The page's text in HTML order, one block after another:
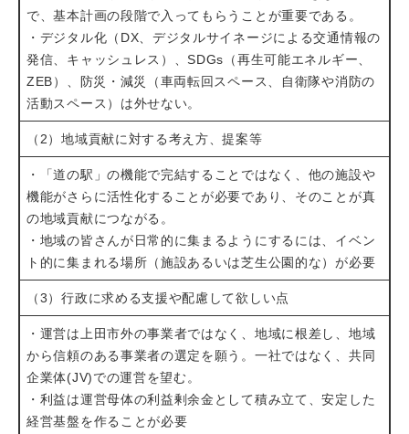
で、基本計画の段階で入ってもらうことが重要である。
・デジタル化（DX、デジタルサイネージによる交通情報の
発信、キャッシュレス）、SDGs（再生可能エネルギー、
ZEB）、防災・減災（車両転回スペース、自衛隊や消防の
活動スペース）は外せない。
（2）地域貢献に対する考え方、提案等
・「道の駅」の機能で完結することではなく、他の施設や
機能がさらに活性化することが必要であり、そのことが真
の地域貢献につながる。
・地域の皆さんが日常的に集まるようにするには、イベン
ト的に集まれる場所（施設あるいは芝生公園的な）が必要
（3）行政に求める支援や配慮して欲しい点
・運営は上田市外の事業者ではなく、地域に根差し、地域
から信頼のある事業者の選定を願う。一社ではなく、共同
企業体(JV)での運営を望む。
・利益は運営母体の利益剰余金として積み立て、安定した
経営基盤を作ることが必要